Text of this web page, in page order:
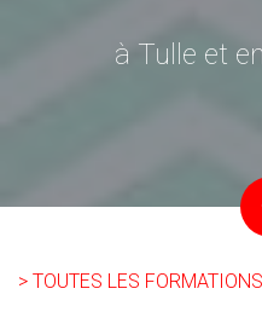
à Tulle et
> TOUTES LES FORMATIONS